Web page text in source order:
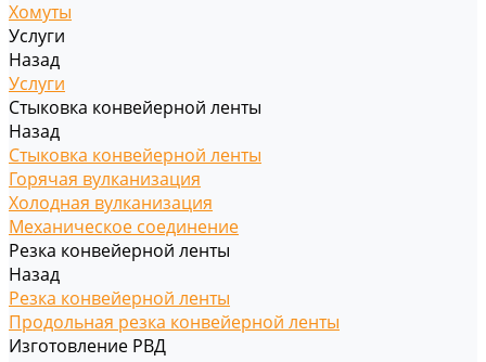
Хомуты
Услуги
Назад
Услуги
Стыковка конвейерной ленты
Назад
Стыковка конвейерной ленты
Горячая вулканизация
Холодная вулканизация
Механическое соединение
Резка конвейерной ленты
Назад
Резка конвейерной ленты
Продольная резка конвейерной ленты
Изготовление РВД